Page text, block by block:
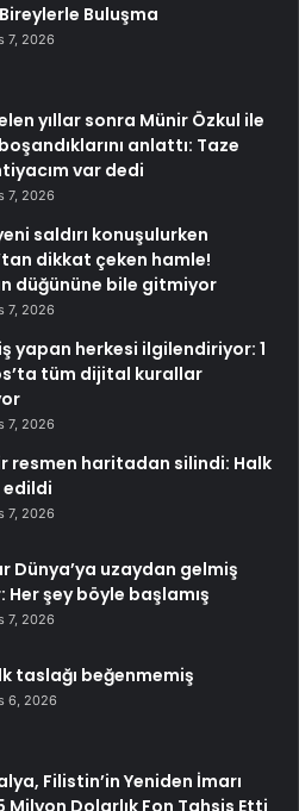
Buluşma
7, 2026
yıllar sonra Münir Özkul ile
anlattı: Taze
var dedi
7, 2026
saldırı konuşulurken
dikkat çeken hamle!
düğününe bile gitmiyor
7, 2026
yapan herkesi ilgilendiriyor: 1
tüm dijital kurallar
7, 2026
resmen haritadan silindi: Halk
7, 2026
Dünya’ya uzaydan gelmiş
Her şey böyle başlamış
7, 2026
taslağı beğenmemiş
6, 2026
Filistin’in Yeniden İmarı
Milyon Dolarlık Fon Tahsis Etti